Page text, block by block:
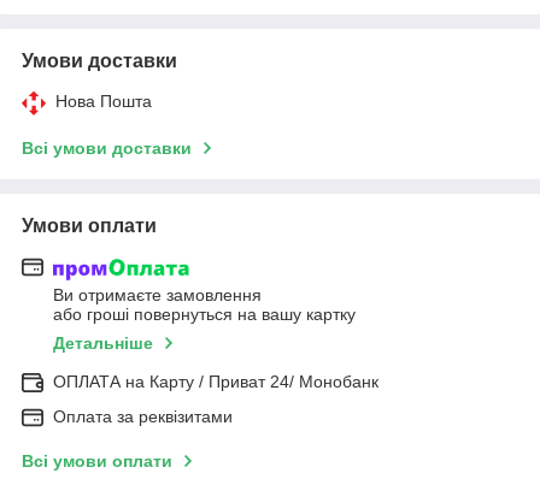
Умови доставки
Нова Пошта
Всі умови доставки
Умови оплати
Ви отримаєте замовлення
або гроші повернуться на вашу картку
Детальніше
ОПЛАТА на Карту / Приват 24/ Монобанк
Оплата за реквізитами
Всі умови оплати